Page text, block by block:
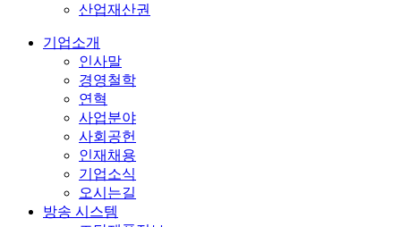
산업재산권
기업소개
인사말
경영철학
연혁
사업분야
사회공헌
인재채용
기업소식
오시는길
방송 시스템